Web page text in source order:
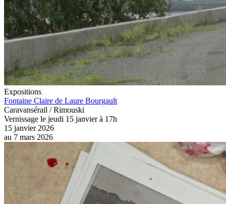
Expositions
Fontaine Claire de Laure Bourgault
Caravansérail / Rimouski
Vernissage le jeudi 15 janvier à 17h
15 janvier 2026
au 7 mars 2026